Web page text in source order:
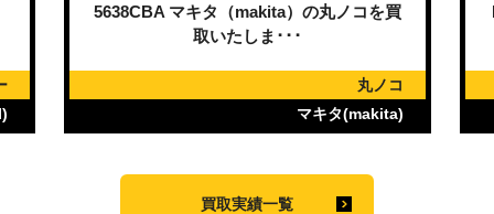
5638CBA マキタ（makita）の丸ノコを買
取いたしま･･･
丸ノコ
マキタ(makita)
買取実績一覧